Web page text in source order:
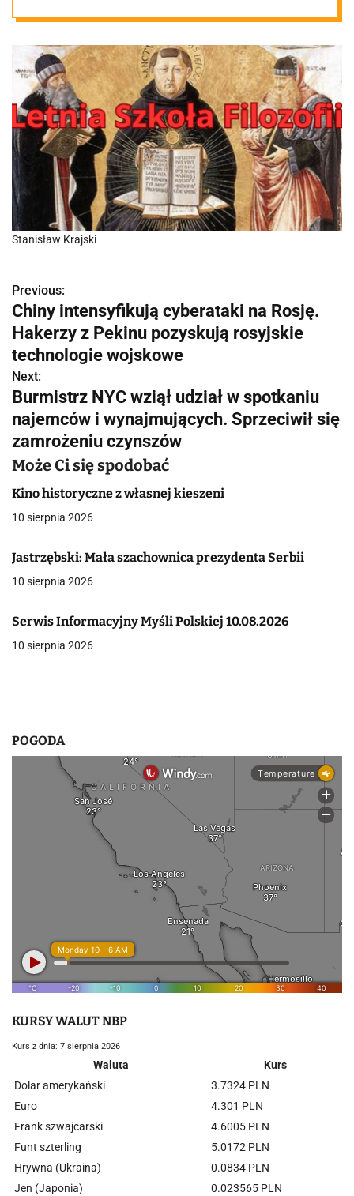
Stanisław Krajski
N
a
w
i
g
a
c
j
w
i
s
Previous:
Chiny intensyfikują cyberataki na Rosję.
Hakerzy z Pekinu pozyskują rosyjskie
technologie wojskowe
Next:
Burmistrz NYC wziął udział w spotkaniu
najemców i wynajmujących. Sprzeciwił się
zamrożeniu czynszów
Może Ci się spodobać
Kino historyczne z własnej kieszeni
10 sierpnia 2026
Jastrzębski: Mała szachownica prezydenta Serbii
10 sierpnia 2026
Serwis Informacyjny Myśli Polskiej 10.08.2026
10 sierpnia 2026
POGODA
KURSY WALUT NBP
Kurs z dnia: 7 sierpnia 2026
Waluta
Kurs
Dolar amerykański
3.7324 PLN
Euro
4.301 PLN
Frank szwajcarski
4.6005 PLN
Funt szterling
5.0172 PLN
Hrywna (Ukraina)
0.0834 PLN
Jen (Japonia)
0.023565 PLN